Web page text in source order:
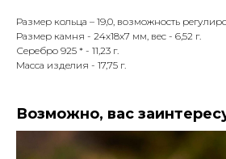
Размер кольца – 19,0, возможность
Размер камня - 24х18х7 мм, вес - 6,52 г.
Серебро 925 * - 11,23 г.
Масса изделия - 17,75 г.
Возможно, вас